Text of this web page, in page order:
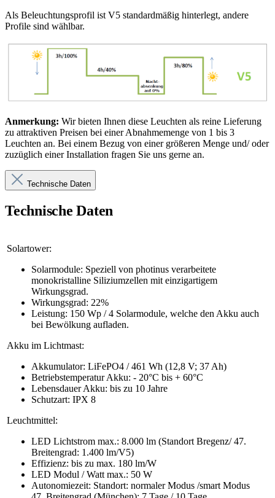
Als Beleuchtungsprofil ist V5 standardmäßig hinterlegt, andere
Profile sind wählbar.
Anmerkung: Wir bieten Ihnen diese Leuchten als reine Lieferung
zu attraktiven Preisen bei einer Abnahmemenge von 1 bis 3
Leuchten an. Bei einem Bezug von einer größeren Menge und/ oder
zuzüglich einer Installation fragen Sie uns gerne an.
Technische Daten
Technische Daten
Solartower:
Solarmodule: Speziell von photinus verarbeitete
monokristalline Siliziumzellen mit einzigartigem
Wirkungsgrad.
Wirkungsgrad: 22%
Leistung: 150 Wp / 4 Solarmodule, welche den Akku auch
bei Bewölkung aufladen.
Akku im Lichtmast:
Akkumulator: LiFePO4 / 461 Wh (12,8 V; 37 Ah)
Betriebstemperatur Akku: - 20°C bis + 60°C
Lebensdauer Akku: bis zu 10 Jahre
Schutzart: IPX 8
Leuchtmittel:
LED Lichtstrom max.: 8.000 lm (Standort Bregenz/ 47.
Breitengrad: 1.400 lm/V5)
Effizienz: bis zu max. 180 lm/W
LED Modul / Watt max.: 50 W
Autonomiezeit: Standort: normaler Modus /smart Modus